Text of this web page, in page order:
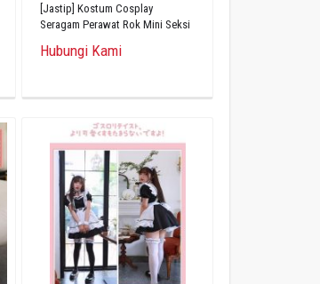
[Jastip] Kostum Cosplay
Seragam Perawat Rok Mini Seksi
Hubungi Kami